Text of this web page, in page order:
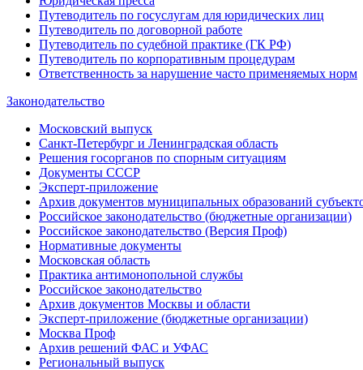
Путеводитель по госуслугам для юридических лиц
Путеводитель по договорной работе
Путеводитель по судебной практике (ГК РФ)
Путеводитель по корпоративным процедурам
Ответственность за нарушение часто применяемых норм
Законодательство
Московский выпуск
Санкт-Петербург и Ленинградская область
Решения госорганов по спорным ситуациям
Документы СССР
Эксперт-приложение
Архив документов муниципальных образований
Российское законодательство (бюджетные организации)
Российское законодательство (Версия Проф)
Нормативные документы
Московская область
Практика антимонопольной службы
Российское законодательство
Архив документов Москвы и области
Эксперт-приложение (бюджетные организации)
Москва Проф
Архив решений ФАС и УФАС
Региональный выпуск